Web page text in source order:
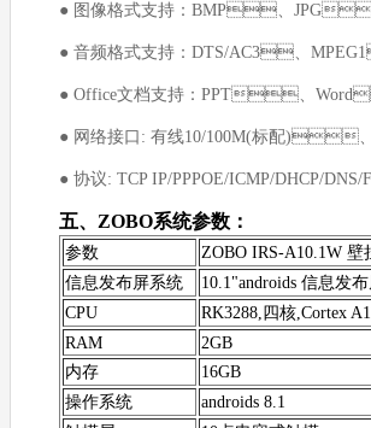
● 图像格式支持：BMP、
● 音频格式支持：DTS/AC3、
● Office文档支持：PPT、
● 网络接口: 有线10/100M(标配)
● 协议: TCP IP/PPPOE/ICMP/DHCP/DNS/
五、ZOBO系统参数：
参数
ZOBO IRS-A10.1W 壁
信息发布屏系统
10.1"androids 信息发
CPU
RK3288,四核,Cortex
RAM
2GB
内存
16GB
操作系统
androids 8.1